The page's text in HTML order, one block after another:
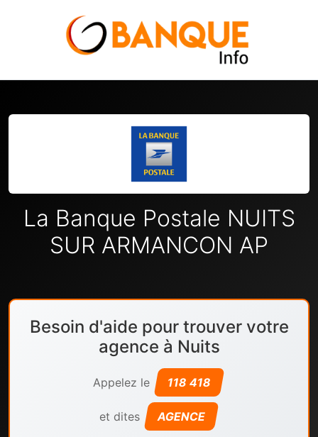
La Banque Postale NUITS
SUR ARMANCON AP
Besoin d'aide pour trouver votre
agence à Nuits
Appelez le 118 418
et dites AGENCE